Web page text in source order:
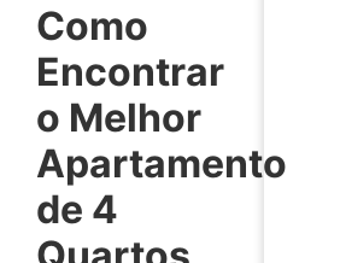
Como
Encontrar
o Melhor
Apartamento
de 4